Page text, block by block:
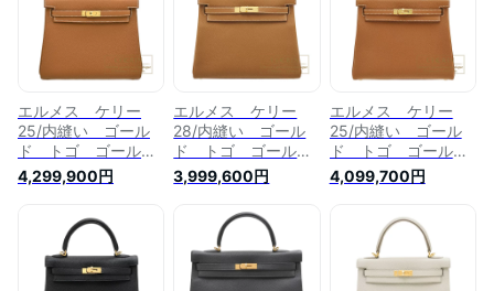
エルメス ケリー
25/内縫い ゴール
ド トゴ ゴールド
金具 HERMES
Kelly bag 25
Togo leather Gold
hardware
4,299,900円
エルメス ケリー
28/内縫い ゴール
ド トゴ ゴールド
金具 HERMES
Kelly bag 28
Retourne Gold
Togo leather Gold
hardware
3,999,600円
エルメス ケリー
25/内縫い ゴール
ド トゴ ゴールド
金具 HERMES
Kelly bag 25
Togo leather Gold
hardware
4,099,700円